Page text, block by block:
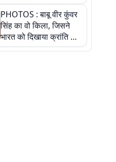
PHOTOS : बाबू वीर कुंवर
सिंह का वो किला, जिसने
भारत को दिखाया क्रांति का
रास्ता: तस्वीरों में देखिए